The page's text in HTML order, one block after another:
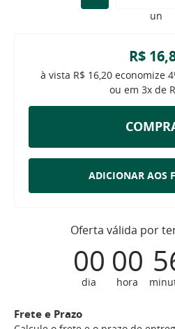
un
R$
à vista R$ 16,20economize
ou em 3x de
ADICIONAR AOS
Oferta válida por
00
dia
00
hora
Frete e Prazo